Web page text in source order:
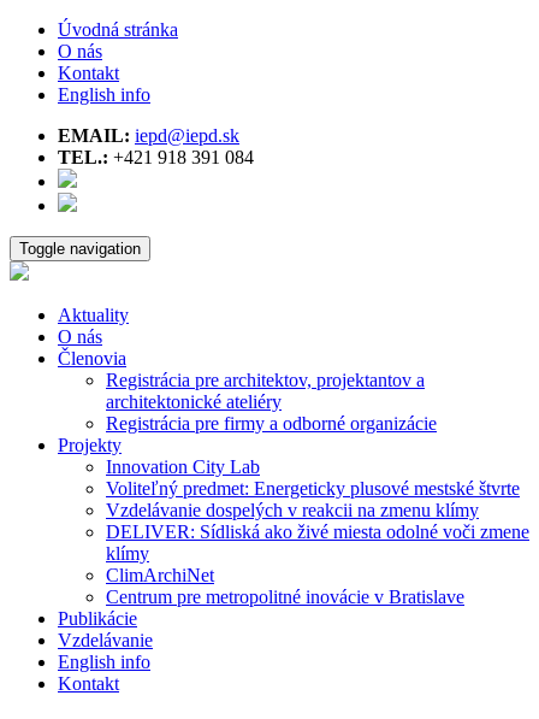
Úvodná stránka
O nás
Kontakt
English info
EMAIL: iepd@iepd.sk
TEL.: +421 918 391 084
Toggle navigation
Aktuality
O nás
Členovia
Registrácia pre architektov, projektantov a
architektonické ateliéry
Registrácia pre firmy a odborné organizácie
Projekty
Innovation City Lab
Voliteľný predmet: Energeticky plusové mestské štvrte
Vzdelávanie dospelých v reakcii na zmenu klímy
DELIVER: Sídliská ako živé miesta odolné voči zmene
klímy
ClimArchiNet
Centrum pre metropolitné inovácie v Bratislave
Publikácie
Vzdelávanie
English info
Kontakt